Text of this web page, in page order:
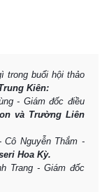
trong buổi hội thảo
Kiên:
- Giám đốc điều
và Trường Liên
Nguyễn Thắm -
Hoa Kỳ.
Trang - Giám đốc